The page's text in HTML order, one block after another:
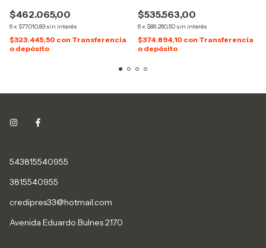
$462.065,00
6x $77.010,83 sin interés
$323.445,50 con Transferencia
o depósito
$535.563,00
6x $89.260,50 sin interés
$374.894,10 con Transferencia
o depósito
543815540955
3815540955
credipres33@hotmail.com
Avenida Eduardo Bulnes 2170